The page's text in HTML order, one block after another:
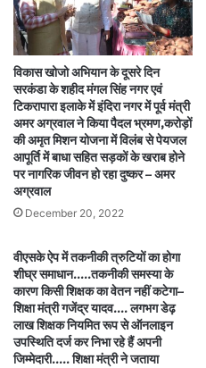
विकास खोजो अभियान के दूसरे दिन
सरकंडा के शहीद मंगल सिंह नगर एवं
टिकरापारा इलाके में इंदिरा नगर में पूर्व मंत्री
अमर अग्रवाल ने किया पैदल भ्रमण,करोड़ों
की अमृत मिशन योजना में विलंब से पेयजल
आपूर्ति में बाधा सहित सड़कों के खराब होने
पर नागरिक जीवन हो रहा दुष्कर – अमर
अग्रवाल
December 20, 2022
वीएसके ऐप में तकनीकी त्रुटियों का होगा
शीघ्र समाधान…..तकनीकी समस्या के
कारण किसी शिक्षक का वेतन नहीं कटेगा–
शिक्षा मंत्री गजेंद्र यादव…. लगभग डेढ़
लाख शिक्षक नियमित रूप से ऑनलाइन
उपस्थिति दर्ज कर निभा रहे हैं अपनी
जिम्मेदारी….. शिक्षा मंत्री ने जताया